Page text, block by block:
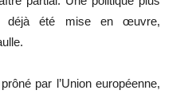
déjà été mise en œuvre,
par l’Union européenne,